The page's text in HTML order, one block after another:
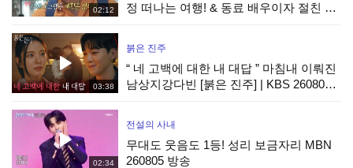
02:12
정 떠나는 여행! & 동료 배우이자 절친 현
03:38
붉은 진주
“ 네 고백에 대한 내 대답 ” 마침내 이뤄진
남상지강다빈 [붉은 진주] | KBS 260807
02:34
전설의 사내
무대도 웃음도 1등! 성리 보금자리 MBN
260805 방송